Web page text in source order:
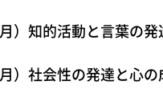
）知的活動と言葉の発
）社会性の発達と心の